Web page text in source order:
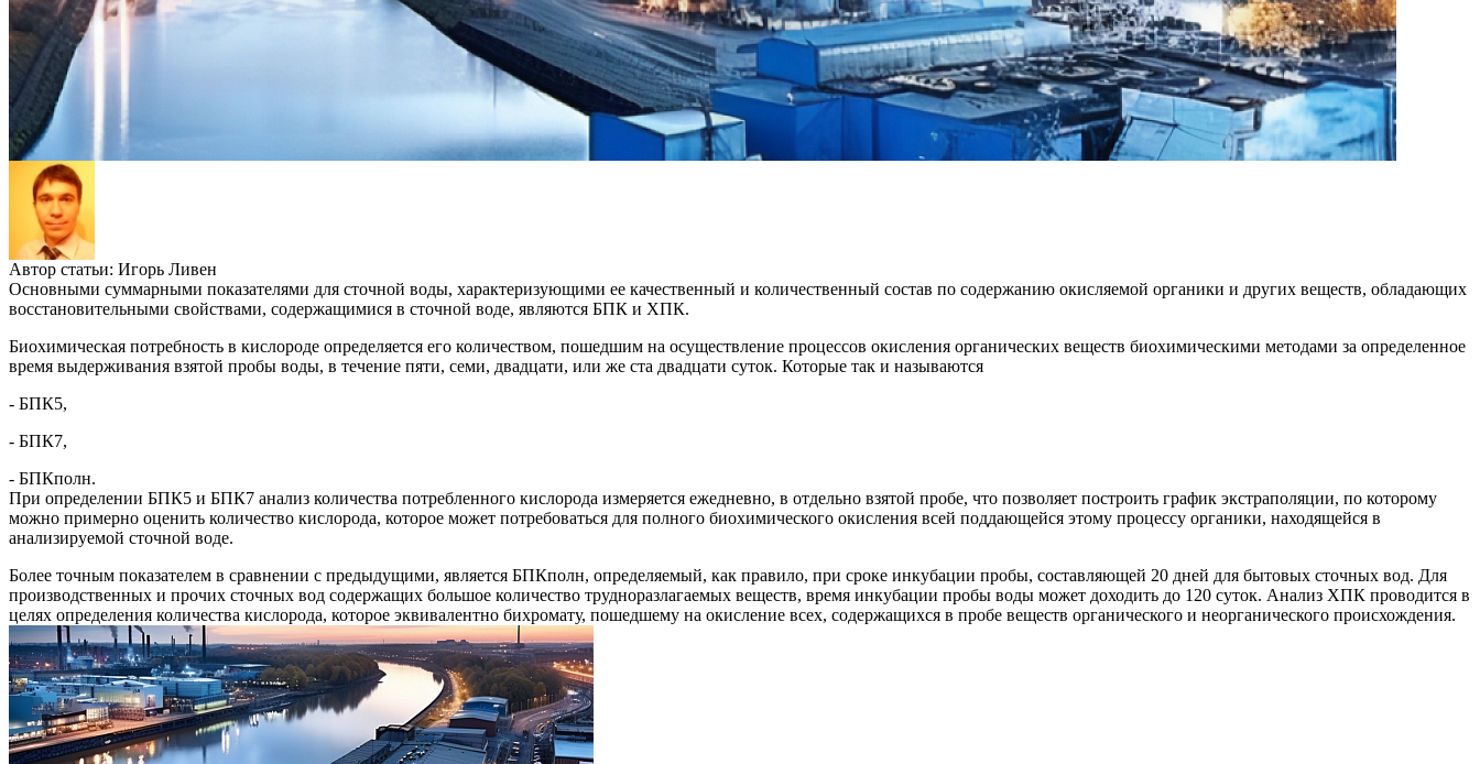
Автор статьи: Игорь Ливен
Основными суммарными показателями для сточной воды, характеризующими ее качественный и количественный состав по содержанию окисляемой органики и других веществ, обладающих
восстановительными свойствами, содержащимися в сточной воде, являются БПК и ХПК.
Биохимическая потребность в кислороде определяется его количеством, пошедшим на осуществление процессов окисления органических веществ биохимическими методами за определенное
время выдерживания взятой пробы воды, в течение пяти, семи, двадцати, или же ста двадцати суток. Которые так и называются
- БПК5,
- БПК7,
- БПКполн.
При определении БПК5 и БПК7 анализ количества потребленного кислорода измеряется ежедневно, в отдельно взятой пробе, что позволяет построить график экстраполяции, по которому
можно примерно оценить количество кислорода, которое может потребоваться для полного биохимического окисления всей поддающейся этому процессу органики, находящейся в
анализируемой сточной воде.
Более точным показателем в сравнении с предыдущими, является БПКполн, определяемый, как правило, при сроке инкубации пробы, составляющей 20 дней для бытовых сточных вод. Для
производственных и прочих сточных вод содержащих большое количество трудноразлагаемых веществ, время инкубации пробы воды может доходить до 120 суток. Анализ ХПК проводится в
целях определения количества кислорода, которое эквивалентно бихромату, пошедшему на окисление всех, содержащихся в пробе веществ органического и неорганического происхождения.